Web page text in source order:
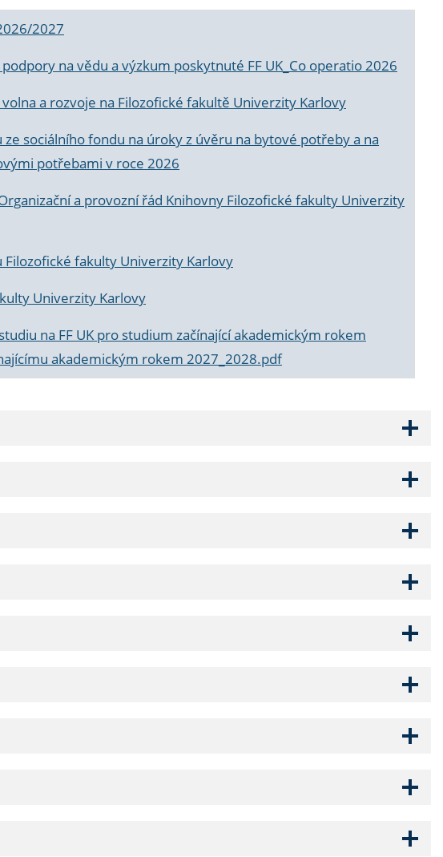
2027
na vědu a výzkum poskytnuté FF UK_Co operatio 2026
a rozvoje na Filozofické fakultě Univerzity Karlovy
sociálního fondu na úroky z úvěru na bytové potřeby a na
potřebami v roce 2026
a provozní řád Knihovny Filozofické fakulty Univerzity
fakulty Univerzity Karlovy
Univerzity Karlovy
na FF UK pro studium začínající akademickým rokem
akademickým rokem 2027_2028.pdf